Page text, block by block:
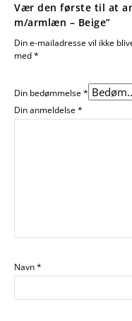
Vær den første til at
m/armlæn – Beige”
Din e-mailadresse vil ikke
med*
Din bedømmelse*
Din anmeldelse*
Navn*